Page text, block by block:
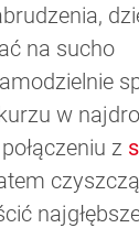
na sucho
w
z